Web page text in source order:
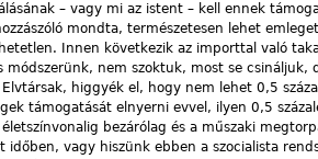
– vagy mi az istent – kell ennek
mondta, természetesen lehet
Innen következik az importtal való
módszerünk, nem szoktuk, most se
higgyék el, hogy nem lehet 0,5
támogatását elnyerni evvel, ilyen 0,5
életszínvonalig bezárólag és a műszaki
időben, vagy hiszünk ebben a szocialista